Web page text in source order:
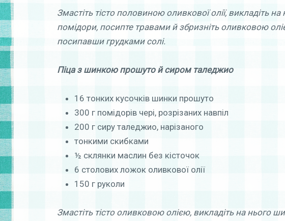
Змастіть тісто половиною оливкової олії, викладіть на
помідори, посипте травами й збризніть оливковою
посипавши грудками солі.
Піца з шинкою прошуто й сиром таледжио
16 тонких кусочків шинки прошуто
300 г помідорів чері, розрізаних навпіл
200 г сиру таледжио, нарізаного
тонкими скибками
½ склянки маслин без кісточок
6 столових ложок оливкової олії
150 г руколи
Змастіть тісто оливковою олією, викладіть на нього